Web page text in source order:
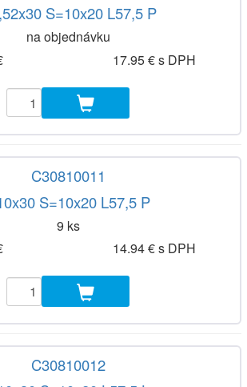
S=10x20 L57,5 P
na objednávku
17.95 € s DPH
C30810011
S=10x20 L57,5 P
9 ks
14.94 € s DPH
C30810012